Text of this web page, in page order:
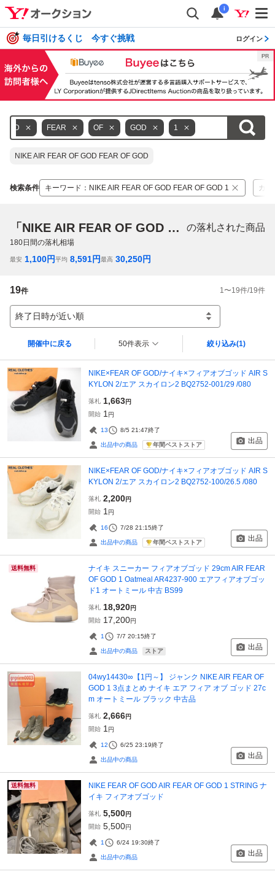
i
毎日引けるくじ 今すぐ挑戦 ログイン
GOD FEAR OF GOD 1
NIKE AIR FEAR OF GOD FEAR OF GOD
検索条件 キーワード ： NIKE AIR FEAR OF GOD FEAR OF GOD 1 カテ
「NIKE AIR FEAR OF GOD FEAR OF GOD 1」 の落札された商品
180日間の落札相場
最安 1,100円平均 8,591円最高 30,250円
19件 1 〜19件/19件
終了日時が近い順
開催中に戻る 50件表示 絞り込み(1)
NIKE×FEAR OF GOD/ナイキ×フィアオブゴッド AIR S
KYLON 2/エア スカイロン2 BQ2752-001/29 /080
落札 1,663円
開始 1 円
13 8/5 21:47終了
出品中の商品 年間ベストストア 出品
NIKE×FEAR OF GOD/ナイキ×フィアオブゴッド AIR S
KYLON 2/エア スカイロン2 BQ2752-100/26.5 /080
落札 2,200円
開始 1 円
16 7/28 21:15終了
出品中の商品 年間ベストストア 出品
送料無料
ナイキ スニーカー フィアオブゴッド 29cm AIR FEAR
OF GOD 1 Oatmeal AR4237-900 エアフィアオブゴッ
ド1 オートミール 中古 BS99
落札 18,920円
開始 17,200円
1 7/7 20:15終了
出品中の商品 ストア 出品
04wy14430∞【1円～】 ジャンク NIKE AIR FEAR OF
GOD 1 3点まとめ ナイキ エア フィア オブ ゴッド 27c
m オートミール ブラック 中古品
落札 2,666円
開始 1 円
12 6/25 23:19終了
出品中の商品 出品
送料無料
NIKE FEAR OF GOD AIR FEAR OF GOD 1 STRING ナ
イキ フィアオブゴッド
落札 5,500円
開始 5,500円
1 6/24 19:30終了
出品中の商品 出品